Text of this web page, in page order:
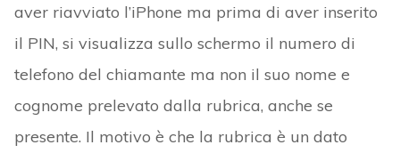
aver riavviato l’iPhone ma prima di aver inserito
il PIN, si visualizza sullo schermo il numero di
telefono del chiamante ma non il suo nome e
cognome prelevato dalla rubrica, anche se
presente. Il motivo è che la rubrica è un dato